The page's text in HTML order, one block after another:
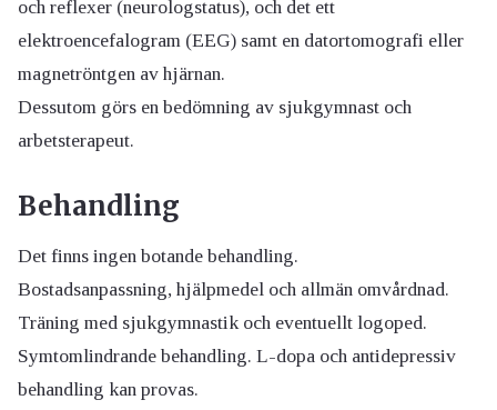
och reflexer (neurologstatus), och det ett
elektroencefalogram (EEG) samt en datortomografi eller
magnetröntgen av hjärnan.
Dessutom görs en bedömning av sjukgymnast och
arbetsterapeut.
Behandling
Det finns ingen botande behandling.
Bostadsanpassning, hjälpmedel och allmän omvårdnad.
Träning med sjukgymnastik och eventuellt logoped.
Symtomlindrande behandling. L-dopa och antidepressiv
behandling kan provas.